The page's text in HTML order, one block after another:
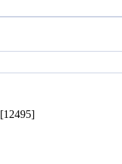
[12495]